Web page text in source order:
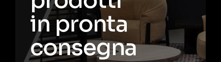
in pronta
consegna